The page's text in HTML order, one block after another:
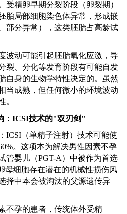
受精卵早期分裂阶段（卵裂期）
胎局部细胞染色体异常，形成嵌
部分异常），这类胚胎占高龄试
波动可能引起胚胎氧化应激，导
裂、分化等发育阶段有可能自发
自身的生物学特性决定的。虽然
当成熟，但任何微小的环境波动
。
：ICSI技术的"双刃剑"
ICSI（单精子注射）技术可能使
。这项本为解决男性因素不孕
管婴儿（PGT-A）中被作为首选
母细胞存在潜在的机械性损伤风
择中本会被淘汰的父源遗传异
不孕的患者，传统体外受精